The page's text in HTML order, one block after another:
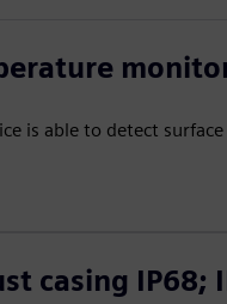
is able to detect
casing IP68;